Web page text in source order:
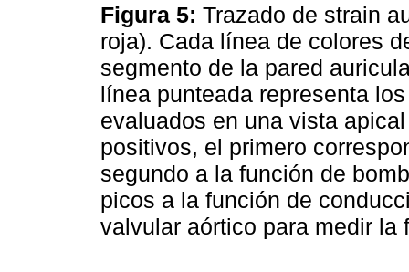
Figura 5: Trazado de strain
roja). Cada línea de colores
segmento de la pared
línea punteada representa
evaluados en una vista
positivos, el primero
segundo a la función de
picos a la función de
valvular aórtico para medir